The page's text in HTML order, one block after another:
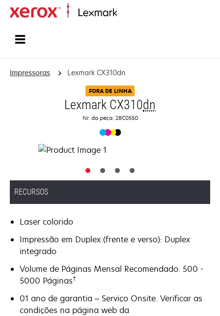
Impressoras Lexmark CX310dn
FORA DE LINHA
Lexmark CX310dn
Nr. da peça: 28C0550
RECURSOS
Laser colorido
Impressão em Duplex (frente e verso): Duplex
integrado
Volume de Páginas Mensal Recomendado: 500 -
5000 Páginas†
01 ano de garantia – Serviço Onsite. Verificar as
condições na página web da